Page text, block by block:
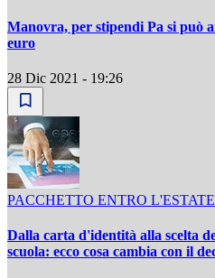
Manovra, per stipendi Pa si può
euro
28 Dic 2021 - 19:26
PACCHETTO ENTRO L'ESTATE
Dalla carta d'identità alla scelta
scuola: ecco cosa cambia con il